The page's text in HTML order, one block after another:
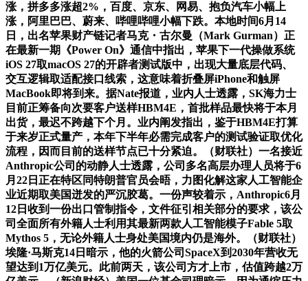
涨，拼多多涨超2%，百度、京东、网易、抱负汽车小幅上
涨，阿里巴巴、蔚来、哔哩哔哩小幅下跌。本地时间6月14
日，出名苹果财产链记者马克・古尔曼（Mark Gurman）正
在最新一期《Power On》通信中指出，苹果下一代操做系统
iOS 27取macOS 27的开辟者测试版中，出现大量底层代码、
交互逻辑取适配接口线索，这意味着折叠屏iPhone和触屏
MacBook即将到来。据Nate报道，业内人士透露，SK海力士
目前正筹备向次要客户送样HBM4E，首批样品最快将于本月
出货，最迟不跨越下个月。业内阐发指出，鉴于HBM4E打算
于来岁正式量产，本年下半年必需完成客户的测试验证取优化
流程，因而目前的送样节点已十分紧迫。（财联社）一名接近
Anthropic公司的动静人士透露，公司多名高层办理人员将于6
月22日正在特区同特朗普官员会晤，力图化解这家人工智能企
业近期取美国迸发的严沉胶葛。一份声较着示，Anthropic6月
12日收到一份出口管制指令，文件征引相关部分的要求，该公
司全面所有外籍人士利用其最新两款人工智能模子Fable 5取
Mythos 5，无论外籍人士身处美国境内仍是海外。（财联社）
埃隆·马斯克14日暗示，他的火箭公司SpaceX到2030年营收无
望达到1万亿美元。此前两天，该公司方才上市，估值跨越2万